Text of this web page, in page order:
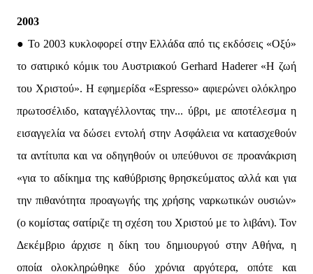
2003
● Το 2003 κυκλοφορεί στην Ελλάδα από τις εκδόσεις «Οξύ»
το σατιρικό κόμικ του Αυστριακού Gerhard Haderer «Η ζωή
του Χριστού». Η εφημερίδα «Espresso» αφιερώνει ολόκληρο
πρωτοσέλιδο, καταγγέλλοντας την... ύβρι, με αποτέλεσμα η
εισαγγελία να δώσει εντολή στην Ασφάλεια να κατασχεθούν
τα αντίτυπα και να οδηγηθούν οι υπεύθυνοι σε προανάκριση
«για το αδίκημα της καθύβρισης θρησκεύματος αλλά και για
την πιθανότητα προαγωγής της χρήσης ναρκωτικών ουσιών»
(ο κομίστας σατίριζε τη σχέση του Χριστού με το λιβάνι). Τον
Δεκέμβριο άρχισε η δίκη του δημιουργού στην Αθήνα, η
οποία ολοκληρώθηκε δύο χρόνια αργότερα, οπότε και